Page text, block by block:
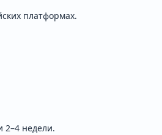
платформах.
недели.